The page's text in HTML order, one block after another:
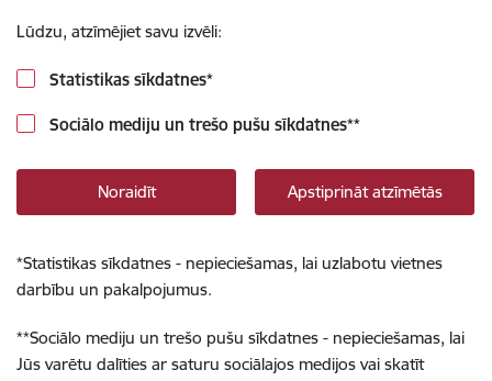
Lūdzu, atzīmējiet savu izvēli:
Statistikas sīkdatnes*
Sociālo mediju un trešo pušu sīkdatnes**
Noraidīt Apstiprināt atzīmētās
*Statistikas sīkdatnes - nepieciešamas, lai uzlabotu vietnes
darbību un pakalpojumus.
**Sociālo mediju un trešo pušu sīkdatnes - nepieciešamas, lai
Jūs varētu dalīties ar saturu sociālajos medijos vai skatīt